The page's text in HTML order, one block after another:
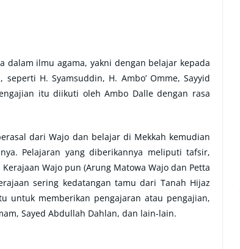
ilmu agama, yakni dengan belajar kepada
H. Syamsuddin, H. Ambo’ Omme, Sayyid
itu diikuti oleh Ambo Dalle dengan rasa
dari Wajo dan belajar di Mekkah kemudian
Pelajaran yang diberikannya meliputi tafsir,
Wajo pun (Arung Matowa Wajo dan Petta
sering kedatangan tamu dari Tanah Hijaz
untuk memberikan pengajaran atau pengajian,
Sayed Abdullah Dahlan, dan lain-lain.